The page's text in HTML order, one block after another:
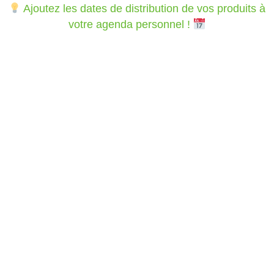
Ajoutez les dates de distribution de vos produits à
votre agenda personnel !